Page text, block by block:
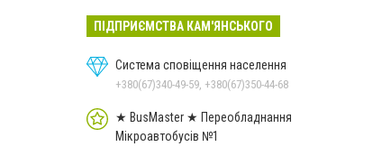
ПІДПРИЄМСТВА КАМ'ЯНСЬКОГО
Система сповіщення населення
+380(67)340-49-59, +380(67)350-44-68
★ BusMaster ★ Переобладнання
Мікроавтобусів №1